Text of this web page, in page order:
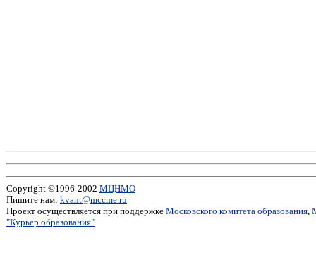
Copyright ©1996-2002 МЦНМО
Пишите нам: kvant@mccme.ru
Проект осуществляется при поддержке Московского комитета образования,
"Курьер образования"